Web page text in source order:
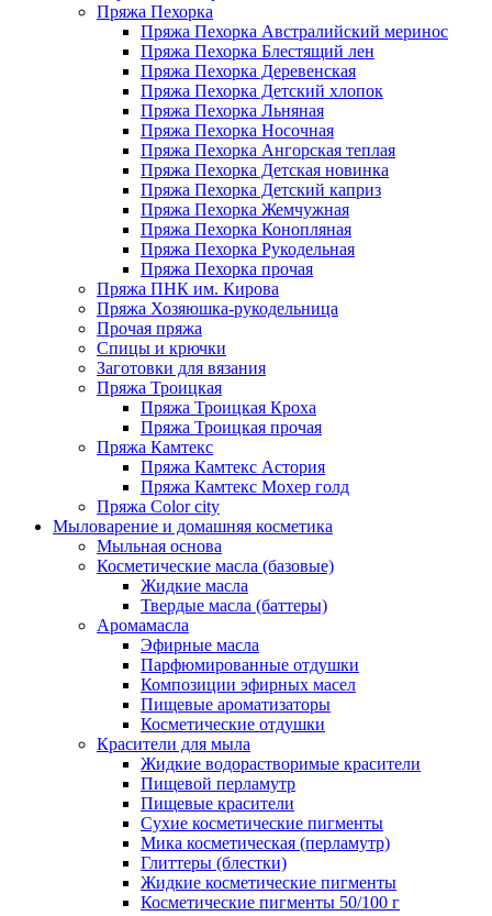
Пряжа Пехорка
Пряжа Пехорка Австралийский меринос
Пряжа Пехорка Блестящий лен
Пряжа Пехорка Деревенская
Пряжа Пехорка Детский хлопок
Пряжа Пехорка Льняная
Пряжа Пехорка Носочная
Пряжа Пехорка Ангорская теплая
Пряжа Пехорка Детская новинка
Пряжа Пехорка Детский каприз
Пряжа Пехорка Жемчужная
Пряжа Пехорка Конопляная
Пряжа Пехорка Рукодельная
Пряжа Пехорка прочая
Пряжа ПНК им. Кирова
Пряжа Хозяюшка-рукодельница
Прочая пряжа
Спицы и крючки
Заготовки для вязания
Пряжа Троицкая
Пряжа Троицкая Кроха
Пряжа Троицкая прочая
Пряжа Камтекс
Пряжа Камтекс Астория
Пряжа Камтекс Мохер голд
Пряжа Color city
Мыловарение и домашняя косметика
Мыльная основа
Косметические масла (базовые)
Жидкие масла
Твердые масла (баттеры)
Аромамасла
Эфирные масла
Парфюмированные отдушки
Композиции эфирных масел
Пищевые ароматизаторы
Косметические отдушки
Красители для мыла
Жидкие водорастворимые красители
Пищевой перламутр
Пищевые красители
Сухие косметические пигменты
Мика косметическая (перламутр)
Глиттеры (блестки)
Жидкие косметические пигменты
Косметические пигменты 50/100 г